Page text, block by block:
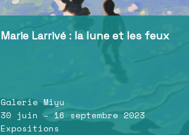
Marie Larrivé : la lune et les feux
Galerie Miyu
30 juin – 16 septembre 2023
Expositions